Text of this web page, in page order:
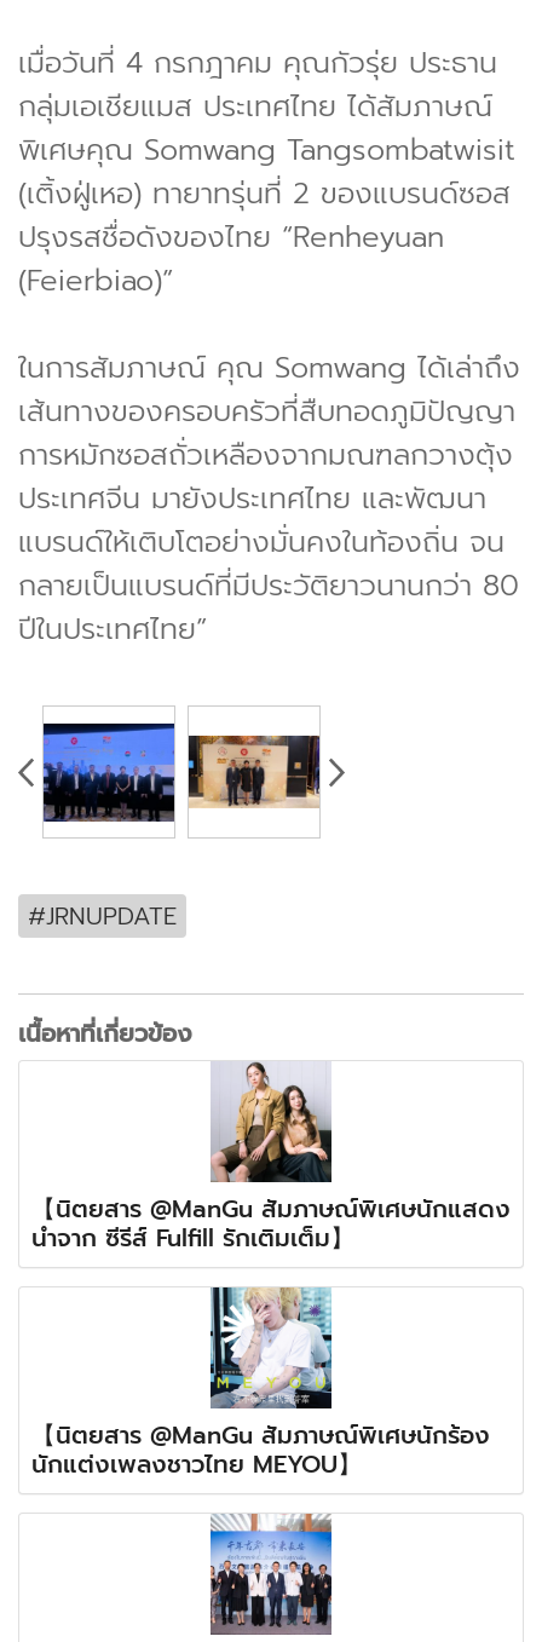
เมื่อวันที่ 4 กรกฎาคม คุณกัวรุ่ย ประธาน
กลุ่มเอเชียแมส ประเทศไทย ได้สัมภาษณ์
พิเศษคุณ Somwang Tangsombatwisit
(เติ้งฝู่เหอ) ทายาทรุ่นที่ 2 ของแบรนด์ซอส
ปรุงรสชื่อดังของไทย “Renheyuan
(Feierbiao)”
ในการสัมภาษณ์ คุณ Somwang ได้เล่าถึง
เส้นทางของครอบครัวที่สืบทอดภูมิปัญญา
การหมักซอสถั่วเหลืองจากมณฑลกวางตุ้ง
ประเทศจีน มายังประเทศไทย และพัฒนา
แบรนด์ให้เติบโตอย่างมั่นคงในท้องถิ่น จน
กลายเป็นแบรนด์ที่มีประวัติยาวนานกว่า 80
ปีในประเทศไทย”
#JRNUPDATE
เนื้อหาที่เกี่ยวข้อง
【นิตยสาร @ManGu สัมภาษณ์พิเศษนักแสดง
นำจาก ซีรีส์ Fulfill รักเติมเต็ม】
【นิตยสาร @ManGu สัมภาษณ์พิเศษนักร้อง
นักแต่งเพลงชาวไทย MEYOU】